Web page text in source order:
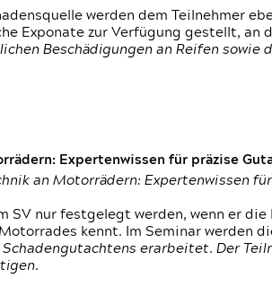
werden dem Teilnehmer
Exponate zur Verfügung gestellt, an
Beschädigungen an Reifen sowie
Expertenwissen für präzise
an Motorrädern: Expertenwissen
SV nur festgelegt werden, wenn er
kennt. Im Seminar werden
erarbeitet. Der